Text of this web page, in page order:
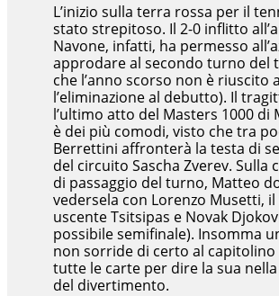
L’inizio sulla terra rossa per il
stato strepitoso. Il 2-0 inflitto
Navone, infatti, ha permesso
approdare al secondo turno del
che l’anno scorso non è riuscito
l’eliminazione al debutto). Il
l’ultimo atto del Masters 1000 di
è dei più comodi, visto che tra
Berrettini affronterà la testa di
del circuito Sascha Zverev. Sulla
di passaggio del turno, Matteo
vedersela con Lorenzo Musetti,
uscente Tsitsipas e Novak
possibile semifinale). Insomma
non sorride di certo al capitolino
tutte le carte per dire la sua
del divertimento.